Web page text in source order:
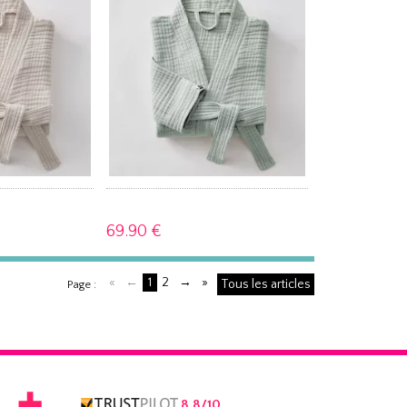
69.90 €
Page : « ← 1 2 → » Tous les articles